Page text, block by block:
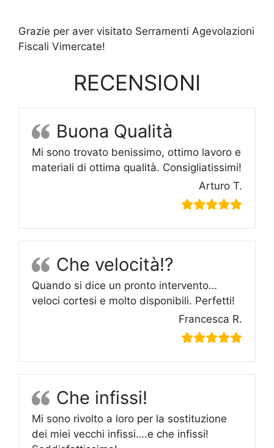
Grazie per aver visitato Serramenti Agevolazioni
Fiscali Vimercate!
RECENSIONI
Buona Qualità
Mi sono trovato benissimo, ottimo lavoro e
materiali di ottima qualità. Consigliatissimi!
Arturo T.
Che velocità!?
Quando si dice un pronto intervento…
veloci cortesi e molto disponibili. Perfetti!
Francesca R.
Che infissi!
Mi sono rivolto a loro per la sostituzione
dei miei vecchi infissi….e che infissi!